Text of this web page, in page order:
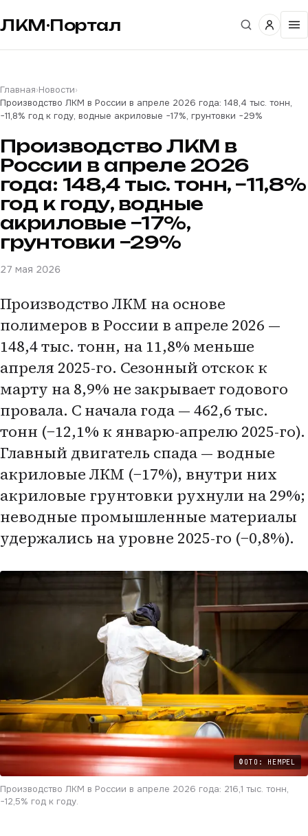
ЛКМ·Портал
Главная›Новости›
Производство ЛКМ в России в апреле 2026 года: 148,4 тыс. тонн,
−11,8% год к году, водные акриловые −17%, грунтовки −29%
Производство ЛКМ в
России в апреле 2026
года: 148,4 тыс. тонн, −11,8%
год к году, водные
акриловые −17%,
грунтовки −29%
27 мая 2026
Производство ЛКМ на основе
полимеров в России в апреле 2026 —
148,4 тыс. тонн, на 11,8% меньше
апреля 2025-го. Сезонный отскок к
марту на 8,9% не закрывает годового
провала. С начала года — 462,6 тыс.
тонн (−12,1% к январю-апрелю 2025-го).
Главный двигатель спада — водные
акриловые ЛКМ (−17%), внутри них
акриловые грунтовки рухнули на 29%;
неводные промышленные материалы
удержались на уровне 2025-го (−0,8%).
ФОТО: HEMPEL
Производство ЛКМ в России в апреле 2026 года: 216,1 тыс. тонн,
−12,5% год к году.